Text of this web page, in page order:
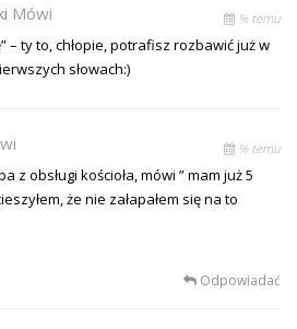
Mówi % temu
– ty to, chłopie, potrafisz rozbawić już w
słowach:)
% temu
z obsługi kościoła, mówi ” mam już 5
że nie załapałem się na to
Odpowiadać